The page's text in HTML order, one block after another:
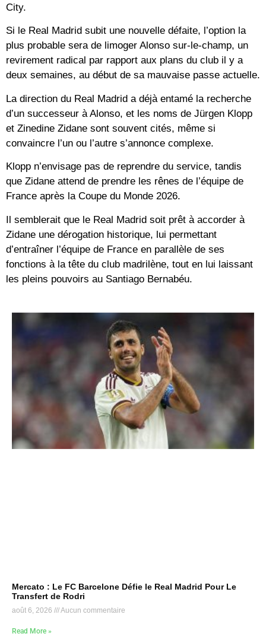
City.
Si le Real Madrid subit une nouvelle défaite, l’option la
plus probable sera de limoger Alonso sur-le-champ, un
revirement radical par rapport aux plans du club il y a
deux semaines, au début de sa mauvaise passe actuelle.
La direction du Real Madrid a déjà entamé la recherche
d’un successeur à Alonso, et les noms de Jürgen Klopp
et Zinedine Zidane sont souvent cités, même si
convaincre l’un ou l’autre s’annonce complexe.
Klopp n’envisage pas de reprendre du service, tandis
que Zidane attend de prendre les rênes de l’équipe de
France après la Coupe du Monde 2026.
Il semblerait que le Real Madrid soit prêt à accorder à
Zidane une dérogation historique, lui permettant
d’entraîner l’équipe de France en parallèle de ses
fonctions à la tête du club madrilène, tout en lui laissant
les pleins pouvoirs au Santiago Bernabéu.
Mercato : Le FC Barcelone Défie le Real Madrid Pour Le
Transfert de Rodri
août 6, 2026 Aucun commentaire
Read More »